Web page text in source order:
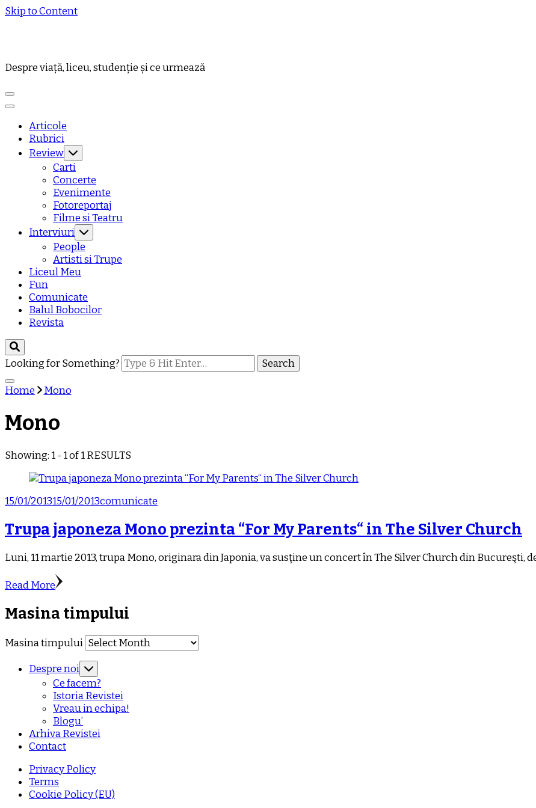
Skip to Content
Despre viață, liceu, studenție și ce urmează
Articole
Rubrici
Review
Carti
Concerte
Evenimente
Fotoreportaj
Filme si Teatru
Interviuri
People
Artisti si Trupe
Liceul Meu
Fun
Comunicate
Balul Bobocilor
Revista
Looking for Something?
Home Mono
Mono
Showing: 1 - 1 of 1 RESULTS
15/01/201315/01/2013comunicate
Trupa japoneza Mono prezinta “For My Parents“ in The Silver Church
Luni, 11 martie 2013, trupa Mono, originara din Japonia, va susţine un concert în The Silver Church din Bucureşti,
Read More
Masina timpului
Masina timpului
Despre noi
Ce facem?
Istoria Revistei
Vreau in echipa!
Blogu’
Arhiva Revistei
Contact
Privacy Policy
Terms
Cookie Policy (EU)